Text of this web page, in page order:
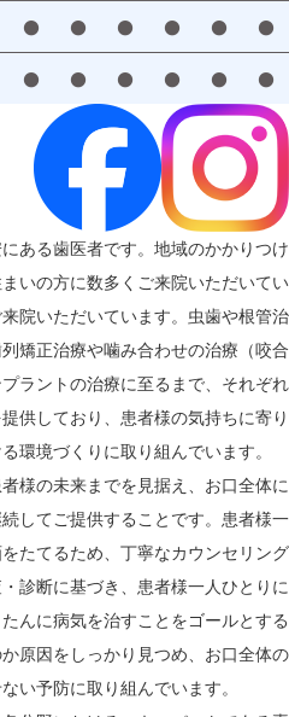
● ● ● ● ● ●
● ● ● ● ● ●
ある歯医者です。地域のかかりつけ
いの方に数多くご来院いただいてい
院いただいています。虫歯や根管治
矯正治療や噛み合わせの治療（咬合
ラントの治療に至るまで、それぞれ
供しており、患者様の気持ちに寄り
環境づくりに取り組んでいます。
様の未来までを見据え、お口全体に
してご提供することです。患者様一
たてるため、丁寧なカウンセリング
診断に基づき、患者様一人ひとりに
んに病気を治すことをゴールとする
原因をしっかり見つめ、お口全体の
い予防に取り組んでいます。